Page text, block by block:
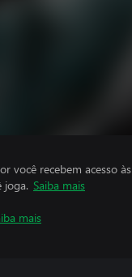
você recebem acesso
joga. Saiba mais
mais